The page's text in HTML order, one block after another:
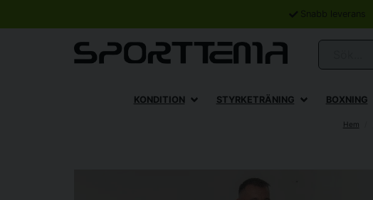
Snabb leverans
KONDITION STYRKETRÄNING BOXNING
Hem